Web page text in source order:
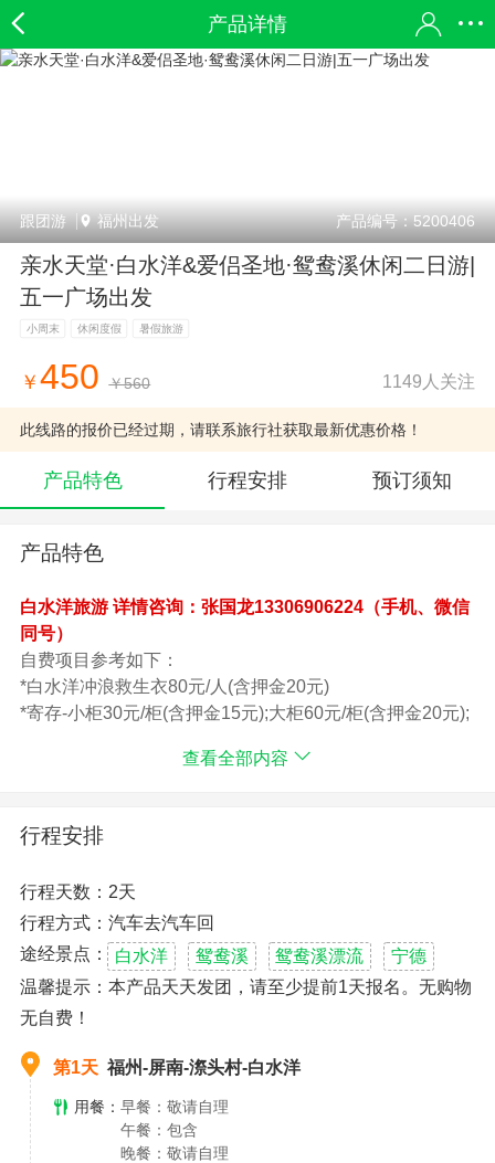
产品详情
产品编号：5200406
跟团游 福州出发
亲水天堂·白水洋&爱侣圣地·鸳鸯溪休闲二日游|
五一广场出发
小周末 休闲度假 暑假旅游
1149人关注
￥ 450 ￥560
此线路的报价已经过期，请联系旅行社获取最新优惠价格！
产品特色 行程安排 预订须知
产品特色
白水洋旅游 详情咨询：张国龙13306906224（手机、微信
同号）
自费项目参考如下：
*白水洋冲浪救生衣80元/人(含押金20元)
*寄存-小柜30元/柜(含押金15元);大柜60元/柜(含押金20元);
*皮划艇漂流100元/人(一艘可做4人)
查看全部内容
行程安排
行程天数：2天
行程方式：汽车去汽车回
途经景点： 白水洋 鸳鸯溪 鸳鸯溪漂流
宁德
温馨提示：本产品天天发团，请至少提前1天报名。无购物
无自费！
第1天 福州-屏南-漈头村-白水洋
用餐： 早餐：敬请自理
午餐：包含
晚餐：敬请自理